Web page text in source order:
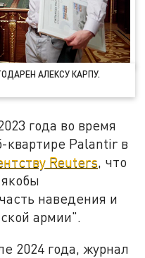
АЛЕКСУ КАРПУ.
года во время
квартире Palantir в
Reuters, что
наведения и
армии".
2024 года, журнал